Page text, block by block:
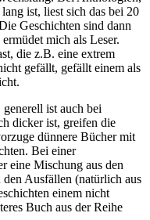
ist, liest sich das bei 20
Geschichten sind dann
mich als Leser.
die z.B. eine extrem
gefällt, gefällt einem als
ist auch bei
dicker ist, greifen die
dünnere Bücher mit
Bei einer
eine Mischung aus den
den Ausfällen (natürlich aus
einem nicht
Buch aus der Reihe